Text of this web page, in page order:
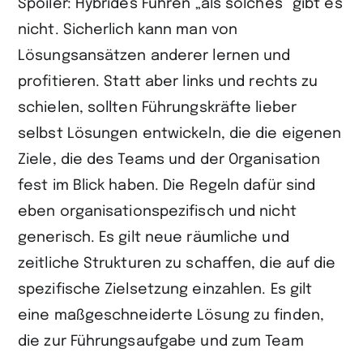
Spoiler: Hybrides Führen „als solches“ gibt es
nicht. Sicherlich kann man von
Lösungsansätzen anderer lernen und
profitieren. Statt aber links und rechts zu
schielen, sollten Führungskräfte lieber
selbst Lösungen entwickeln, die die eigenen
Ziele, die des Teams und der Organisation
fest im Blick haben. Die Regeln dafür sind
eben organisationspezifisch und nicht
generisch. Es gilt neue räumliche und
zeitliche Strukturen zu schaffen, die auf die
spezifische Zielsetzung einzahlen. Es gilt
eine maßgeschneiderte Lösung zu finden,
die zur Führungsaufgabe und zum Team